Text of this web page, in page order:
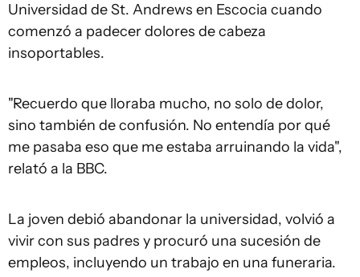
Universidad de St. Andrews en Escocia cuando
comenzó a padecer dolores de cabeza
insoportables.
"Recuerdo que lloraba mucho, no solo de dolor,
sino también de confusión. No entendía por qué
me pasaba eso que me estaba arruinando la vida",
relató a la BBC.
La joven debió abandonar la universidad, volvió a
vivir con sus padres y procuró una sucesión de
empleos, incluyendo un trabajo en una funeraria.